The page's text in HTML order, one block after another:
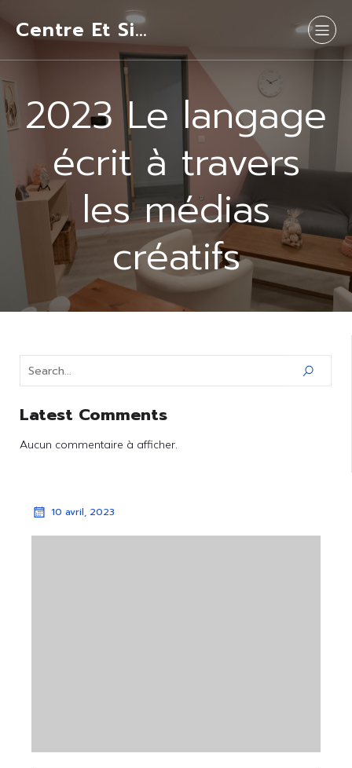
Centre Et Si…
2023 Le langage
écrit à travers
les médias
créatifs
Latest Comments
Aucun commentaire à afficher.
10 avril, 2023